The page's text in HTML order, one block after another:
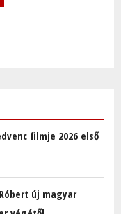
filmje 2026 első
új magyar